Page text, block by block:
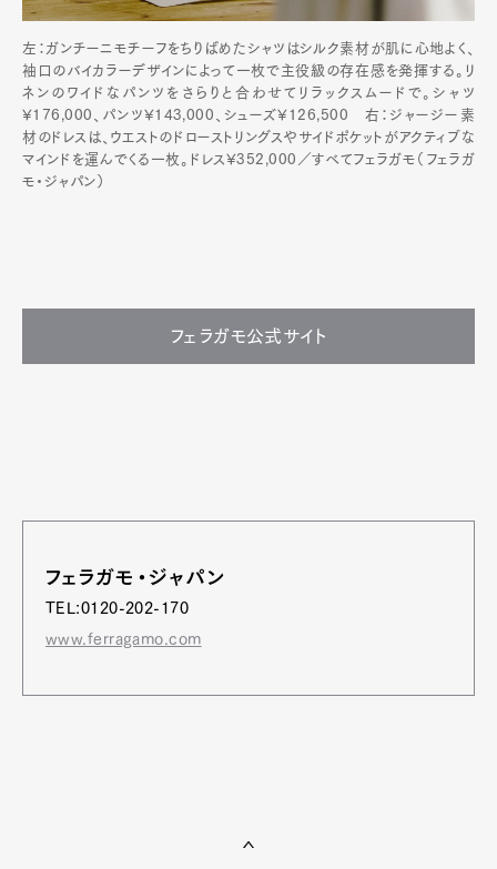
左：ガンチーニモチーフをちりばめたシャツはシルク素材が肌に心地よく、
袖口のバイカラーデザインによって一枚で主役級の存在感を発揮する。リ
ネンのワイドなパンツをさらりと合わせてリラックスムードで。シャツ
¥176,000、パンツ¥143,000、シューズ¥126,500 右：ジャージー素
材のドレスは、ウエストのドローストリングスやサイドポケットがアクティブな
マインドを運んでくる一枚。ドレス¥352,000／すべてフェラガモ（フェラガ
モ・ジャパン）
フェラガモ公式サイト
フェラガモ・ジャパン
TEL:0120-202-170
www.ferragamo.com